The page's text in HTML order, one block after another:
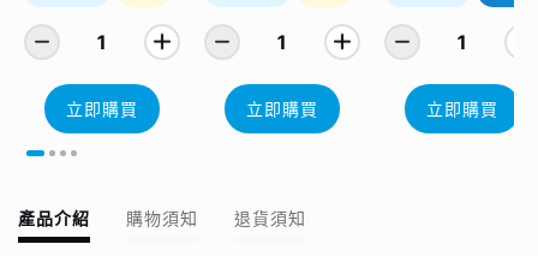
1
立即購買
1
立即購買
1
立即購買
產品介紹 購物須知 退貨須知